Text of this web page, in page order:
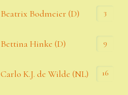
Beatrix Bodmeier (D) 3
Bettina Hinke (D) 9
Carlo K.J. de Wilde (NL) 16